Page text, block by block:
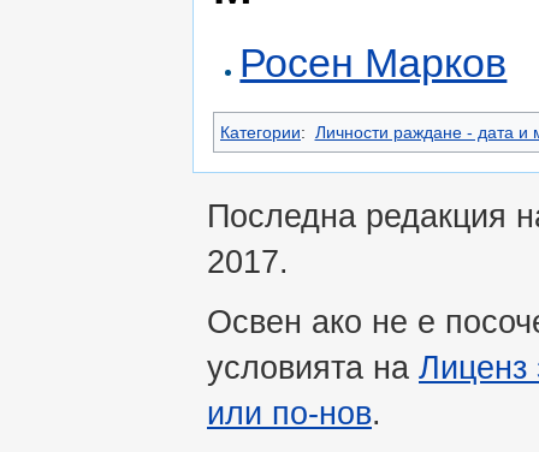
Росен Марков
Категории: Личности раждане - дата и
Последна редакция
2017.
Освен ако не е
условията на Лиценз
или по-нов.